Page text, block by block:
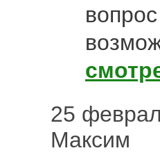
25
Максим